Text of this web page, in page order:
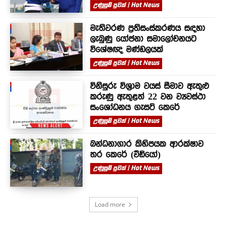
උණුසුම් පුවත් | Hot News
මැතිවරණ ප්‍රතිසංස්කරණය සඳහා
ලැබුණු යෝජනා සමාලෝචනයට
විශේෂඥ මණ්ඩලයක්
උණුසුම් පුවත් | Hot News
විනිසුරු විශ්‍රාම වයස් සීමාව ඇතුළු
කරුණු ඇතුළත් 22 වන ව්‍යවස්ථා
සංශෝධනය ගැසට් කෙරේ
උණුසුම් පුවත් | Hot News
බන්ධනාගාර කිහිපයක ආරක්ෂාව
තර කෙරේ (වීඩියෝ)
උණුසුම් පුවත් | Hot News
Load more